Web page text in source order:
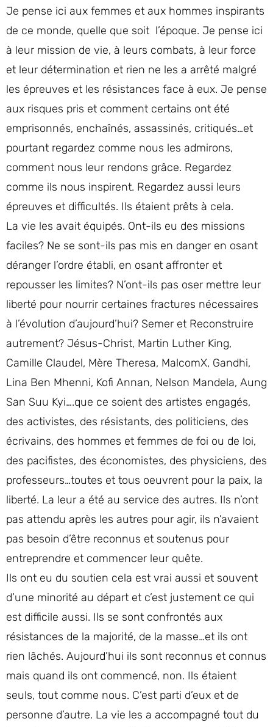
Je pense ici aux femmes et aux hommes inspirants
de ce monde, quelle que soit l’époque. Je pense ici
à leur mission de vie, à leurs combats, à leur force
et leur détermination et rien ne les a arrêté malgré
les épreuves et les résistances face à eux. Je pense
aux risques pris et comment certains ont été
emprisonnés, enchaînés, assassinés, critiqués…et
pourtant regardez comme nous les admirons,
comment nous leur rendons grâce. Regardez
comme ils nous inspirent. Regardez aussi leurs
épreuves et difficultés. Ils étaient prêts à cela.
La vie les avait équipés. Ont-ils eu des missions
faciles? Ne se sont-ils pas mis en danger en osant
déranger l’ordre établi, en osant affronter et
repousser les limites? N’ont-ils pas oser mettre leur
liberté pour nourrir certaines fractures nécessaires
à l’évolution d’aujourd’hui? Semer et Reconstruire
autrement? Jésus-Christ, Martin Luther King,
Camille Claudel, Mère Theresa, MalcomX, Gandhi,
Lina Ben Mhenni, Kofi Annan, Nelson Mandela, Aung
San Suu Kyi….que ce soient des artistes engagés,
des activistes, des résistants, des politiciens, des
écrivains, des hommes et femmes de foi ou de loi,
des pacifistes, des économistes, des physiciens, des
professeurs…toutes et tous oeuvrent pour la paix, la
liberté. La leur a été au service des autres. Ils n’ont
pas attendu après les autres pour agir, ils n’avaient
pas besoin d’être reconnus et soutenus pour
entreprendre et commencer leur quête.
Ils ont eu du soutien cela est vrai aussi et souvent
d’une minorité au départ et c’est justement ce qui
est difficile aussi. Ils se sont confrontés aux
résistances de la majorité, de la masse…et ils ont
rien lâchés. Aujourd’hui ils sont reconnus et connus
mais quand ils ont commencé, non. Ils étaient
seuls, tout comme nous. C’est parti d’eux et de
personne d’autre. La vie les a accompagné tout du